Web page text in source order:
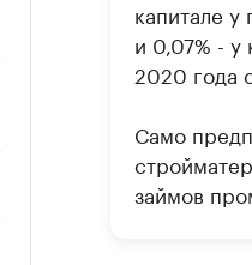
капитале
и 0,07% - у
2020 года
Само
займов